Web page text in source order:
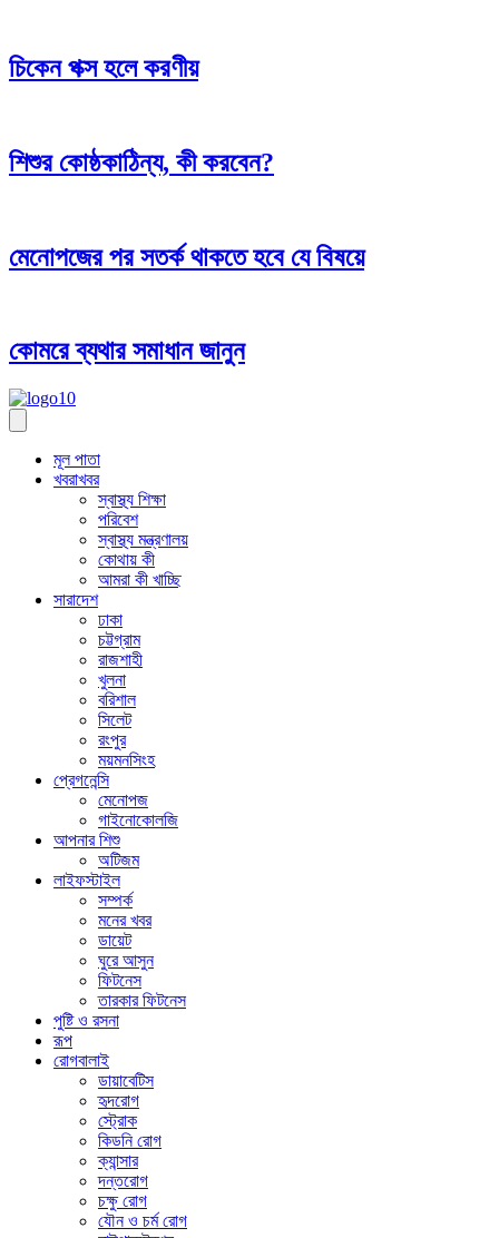
চিকেন পক্স হলে করণীয়
শিশুর কোষ্ঠকাঠিন্য, কী করবেন?
মেনোপজের পর সতর্ক থাকতে হবে যে বিষয়ে
কোমরে ব্যথার সমাধান জানুন
মূল পাতা
খবরাখবর
স্বাস্থ্য শিক্ষা
পরিবেশ
স্বাস্থ্য মন্ত্রণালয়
কোথায় কী
আমরা কী খাচ্ছি
সারাদেশ
ঢাকা
চট্টগ্রাম
রাজশাহী
খুলনা
বরিশাল
সিলেট
রংপুর
ময়মনসিংহ
প্রেগনেন্সি
মেনোপজ
গাইনোকোলজি
আপনার শিশু
অটিজম
লাইফস্টাইল
সম্পর্ক
মনের খবর
ডায়েট
ঘুরে আসুন
ফিটনেস
তারকার ফিটনেস
পুষ্টি ও রসনা
রূপ
রোগবালাই
ডায়াবেটিস
হৃদরোগ
স্ট্রোক
কিডনি রোগ
ক্যান্সার
দন্তরোগ
চক্ষু রোগ
যৌন ও চর্ম রোগ